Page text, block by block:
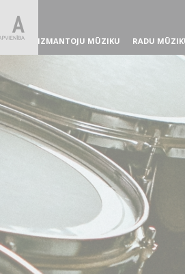
IZMANTOJU MŪZIKU RADU